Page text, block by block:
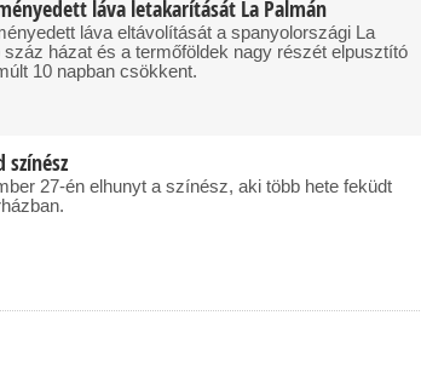
láva letakarítását La Palmán
láva eltávolítását a spanyolországi La
száz házat és a termőföldek nagy részét elpusztító
10 napban csökkent.
színész
27-én elhunyt a színész, aki több hete feküdt